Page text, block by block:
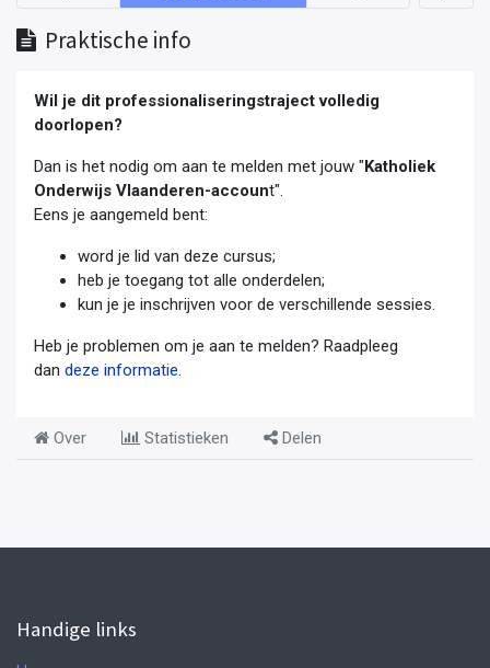
Praktische info
Wil je dit professionaliseringstraject volledig
doorlopen?
Dan is het nodig om aan te melden met jouw "Katholiek
Onderwijs Vlaanderen-account".
Eens je aangemeld bent:
word je lid van deze cursus;
heb je toegang tot alle onderdelen;
kun je je inschrijven voor de verschillende sessies.
Heb je problemen om je aan te melden? Raadpleeg
dan deze informatie
Over Statistieken Delen
Handige links